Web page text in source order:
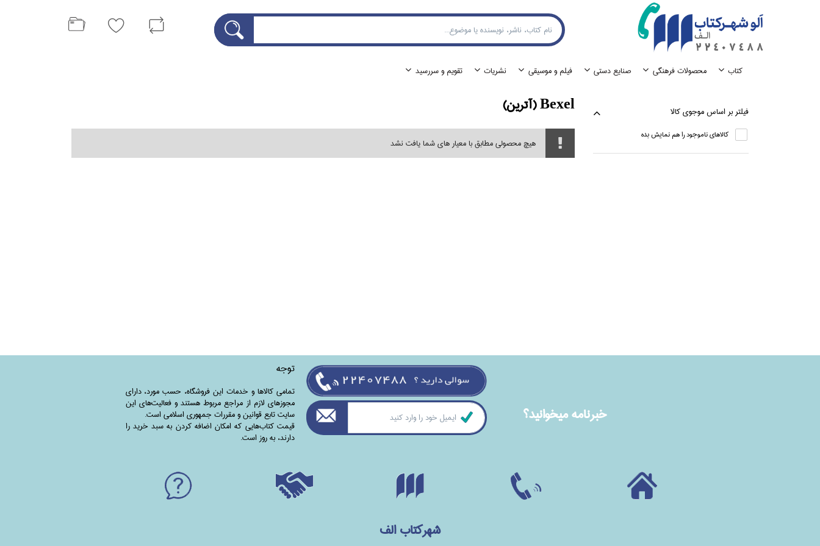
كتاب محصولات فرهنگي صنايع دستي فيلم و موسيقي نشريات تقويم و سررسيد
فيلتر بر اساس موجوي كالا
كالاهاي ناموجود را هم نمايش بده
Bexel (آترين)
هیچ محصولی مطابق با معیار های شما یافت نشد
خبرنامه ميخوانيد؟
توجه
تمامی‌ کالاها و خدمات این فروشگاه، حسب مورد،‌ دارای
مجوزهای لازم از مراجع مربوط هستند ‌و‌‌ فعالیت‌های این
سایت تابع قوانین و مقررات جمهوری اسلامی است.
قیمت کتاب‌هایی که امکان اضافه کردن به سبد خرید را
دارند،‌ به روز است.
شهرکتاب الف